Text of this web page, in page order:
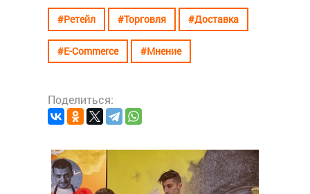
#Ретейл #Торговля #Доставка
#E-Commerce #Мнение
Поделиться: